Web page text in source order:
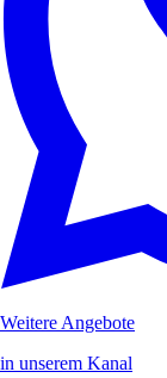
Weitere Angebote
in unserem Kanal